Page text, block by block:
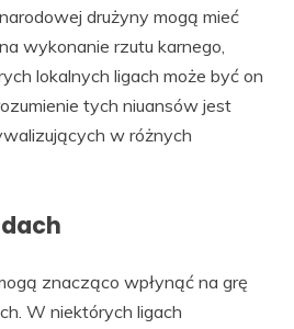
drużyny mogą mieć
wykonanie rzutu karnego,
lokalnych ligach może być on
tych niuansów jest
w różnych
znacząco wpłynąć na grę
W niektórych ligach